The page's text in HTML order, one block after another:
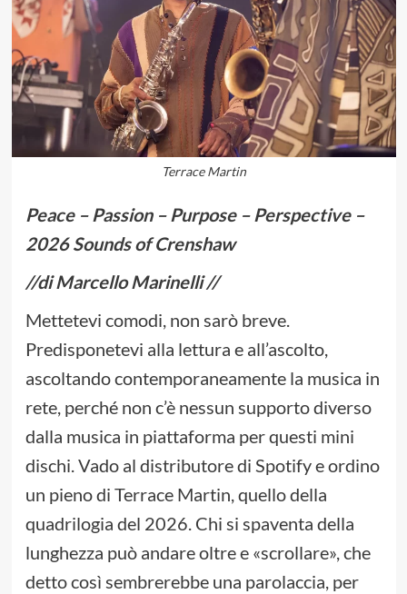
Terrace Martin
Peace – Passion – Purpose – Perspective –
2026 Sounds of Crenshaw
//di Marcello Marinelli //
Mettetevi comodi, non sarò breve.
Predisponetevi alla lettura e all’ascolto,
ascoltando contemporaneamente la musica in
rete, perché non c’è nessun supporto diverso
dalla musica in piattaforma per questi mini
dischi. Vado al distributore di Spotify e ordino
un pieno di Terrace Martin, quello della
quadrilogia del 2026. Chi si spaventa della
lunghezza può andare oltre e «scrollare», che
detto così sembrerebbe una parolaccia, per